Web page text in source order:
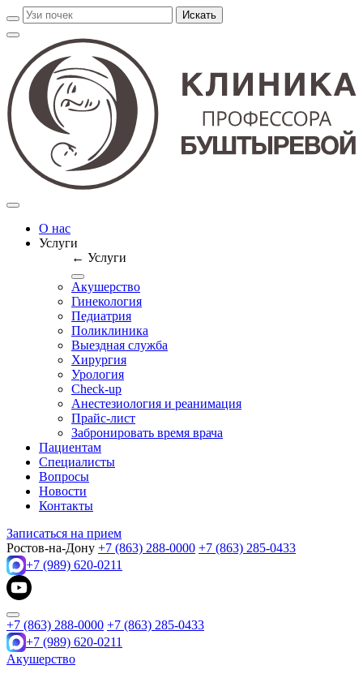
О нас
Услуги
← Услуги
Акушерство
Гинекология
Педиатрия
Поликлиника
Выездная служба
Хирургия
Урология
Check-up
Анестезиология и реанимация
Прайс-лист
Забронировать время врача
Пациентам
Специалисты
Вопросы
Новости
Контакты
Записаться на прием
Ростов-на-Дону +7 (863) 288-0000 +7 (863) 285-0433
+7 (989) 620-0211
+7 (863) 288-0000 +7 (863) 285-0433
+7 (989) 620-0211
Акушерство